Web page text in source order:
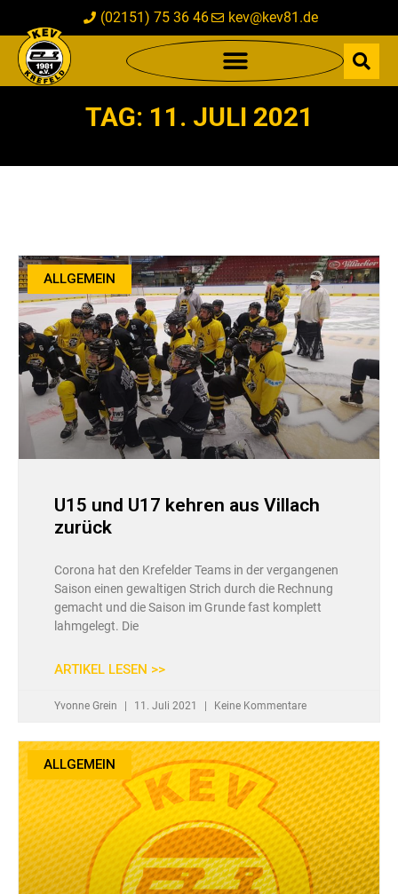
(02151) 75 36 46 kev@kev81.de
TAG: 11. JULI 2021
ALLGEMEIN
U15 und U17 kehren aus Villach
zurück
Corona hat den Krefelder Teams in der vergangenen
Saison einen gewaltigen Strich durch die Rechnung
gemacht und die Saison im Grunde fast komplett
lahmgelegt. Die
ARTIKEL LESEN >>
Yvonne Grein 11. Juli 2021 Keine Kommentare
ALLGEMEIN